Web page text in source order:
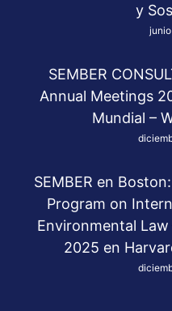
y
SEMBER
Annual Meetings
Mundial –
SEMBER en
Program on
Environmental
2025 en